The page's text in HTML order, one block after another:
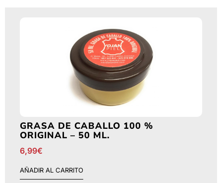
GRASA DE CABALLO 100 %
ORIGINAL – 50 ML.
6,99€
AÑADIR AL CARRITO